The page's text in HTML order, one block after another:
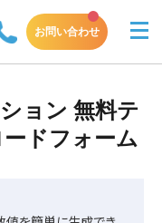
お問い合わせ
ョン 無料テ
ドフォーム